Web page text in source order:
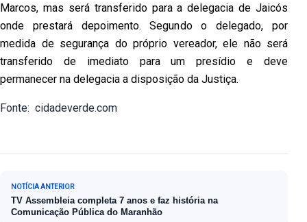
Marcos, mas será transferido para a delegacia de Jaicós
onde prestará depoimento. Segundo o delegado, por
medida de segurança do próprio vereador, ele não será
transferido de imediato para um presídio e deve
permanecer na delegacia a disposição da Justiça.
Fonte: cidadeverde.com
Navegação de Post
NOTÍCIA ANTERIOR
TV Assembleia completa 7 anos e faz história na
Comunicação Pública do Maranhão